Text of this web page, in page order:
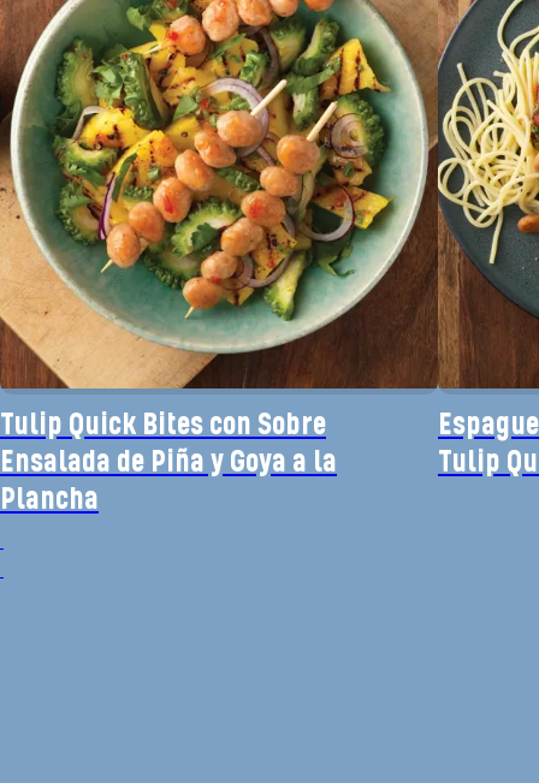
Tulip Quick Bites con Sobre
Ensalada de Piña y Goya a la
Plancha
Tulip